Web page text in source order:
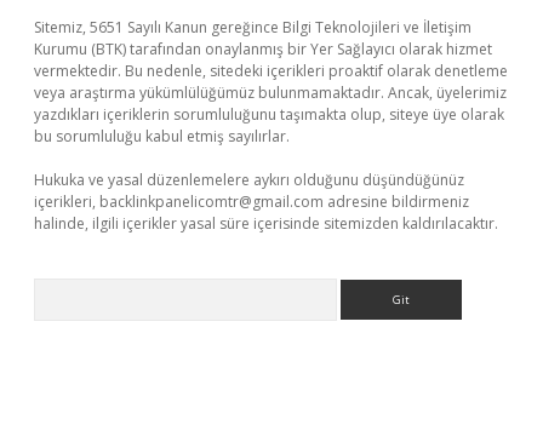
Sitemiz, 5651 Sayılı Kanun gereğince Bilgi Teknolojileri ve İletişim
Kurumu (BTK) tarafından onaylanmış bir Yer Sağlayıcı olarak hizmet
vermektedir. Bu nedenle, sitedeki içerikleri proaktif olarak denetleme
veya araştırma yükümlülüğümüz bulunmamaktadır. Ancak, üyelerimiz
yazdıkları içeriklerin sorumluluğunu taşımakta olup, siteye üye olarak
bu sorumluluğu kabul etmiş sayılırlar.
Hukuka ve yasal düzenlemelere aykırı olduğunu düşündüğünüz
içerikleri, backlinkpanelicomtr@gmail.com adresine bildirmeniz
halinde, ilgili içerikler yasal süre içerisinde sitemizden kaldırılacaktır.